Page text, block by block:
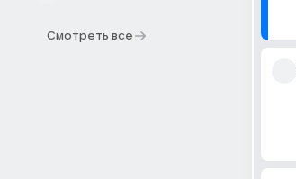
Смотреть все